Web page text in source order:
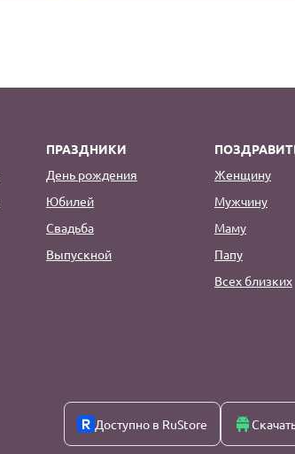
ПРАЗДНИКИ
День рождения
Юбилей
Свадьба
Выпускной
Женщину
Мужчину
Маму
Папу
Всех близких
Доступно в RuStore